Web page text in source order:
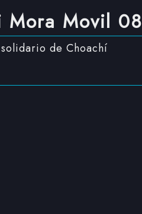
Mora Movil 08
de Choachí